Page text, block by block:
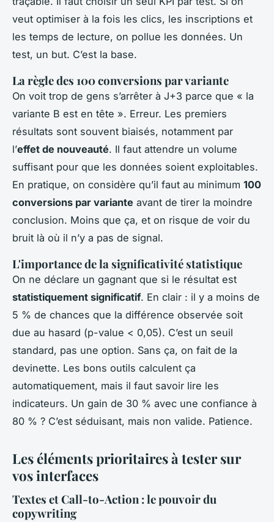
veut optimiser à la fois les clics, les inscriptions et
les temps de lecture, on pollue les données. Un
test, un but. C’est la base.
La règle des 100 conversions par variante
On voit trop de gens s’arrêter à J+3 parce que « la
variante B est en tête ». Erreur. Les premiers
résultats sont souvent biaisés, notamment par
l’effet de nouveauté. Il faut attendre un volume
suffisant pour que les données soient exploitables.
En pratique, on considère qu’il faut au minimum 100
conversions par variante avant de tirer la moindre
conclusion. Moins que ça, et on risque de voir du
bruit là où il n’y a pas de signal.
L'importance de la significativité statistique
On ne déclare un gagnant que si le résultat est
statistiquement significatif. En clair : il y a moins de
5 % de chances que la différence observée soit
due au hasard (p-value < 0,05). C’est un seuil
standard, pas une option. Sans ça, on fait de la
devinette. Les bons outils calculent ça
automatiquement, mais il faut savoir lire les
indicateurs. Un gain de 30 % avec une confiance à
80 % ? C’est séduisant, mais non valide. Patience.
Les éléments prioritaires à tester sur
vos interfaces
Textes et Call-to-Action : le pouvoir du
copywriting